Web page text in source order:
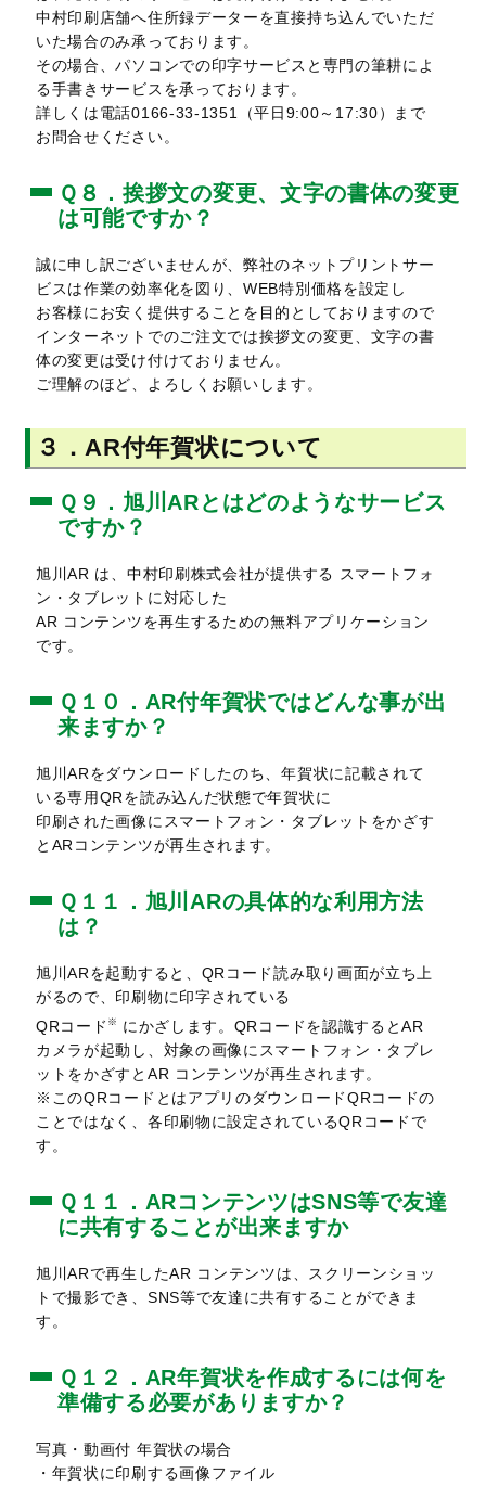
中村印刷店舗へ住所録データーを直接持ち込んでいただ
いた場合のみ承っております。
その場合、パソコンでの印字サービスと専門の筆耕によ
る手書きサービスを承っております。
詳しくは電話0166-33-1351（平日9:00～17:30）まで
お問合せください。
Ｑ８．挨拶文の変更、文字の書体の変更
は可能ですか？
誠に申し訳ございませんが、弊社のネットプリントサー
ビスは作業の効率化を図り、WEB特別価格を設定し
お客様にお安く提供することを目的としておりますので
インターネットでのご注文では挨拶文の変更、文字の書
体の変更は受け付けておりません。
ご理解のほど、よろしくお願いします。
３．AR付年賀状について
Ｑ９．旭川ARとはどのようなサービス
ですか？
旭川AR は、中村印刷株式会社が提供する スマートフォ
ン・タブレットに対応した
AR コンテンツを再生するための無料アプリケーション
です。
Ｑ１０．AR付年賀状ではどんな事が出
来ますか？
旭川ARをダウンロードしたのち、年賀状に記載されて
いる専用QRを読み込んだ状態で年賀状に
印刷された画像にスマートフォン・タブレットをかざす
とARコンテンツが再生されます。
Ｑ１１．旭川ARの具体的な利用方法
は？
旭川ARを起動すると、QRコード読み取り画面が立ち上
がるので、印刷物に印字されている
QRコード ※
にかざします。QRコードを認識するとAR
カメラが起動し、対象の画像にスマートフォン・タブレ
ットをかざすとAR コンテンツが再生されます。
※このQRコードとはアプリのダウンロードQRコードの
ことではなく、各印刷物に設定されているQRコードで
す。
Ｑ１１．ARコンテンツはSNS等で友達
に共有することが出来ますか
旭川ARで再生したAR コンテンツは、スクリーンショッ
トで撮影でき、SNS等で友達に共有することができま
す。
Ｑ１２．AR年賀状を作成するには何を
準備する必要がありますか？
写真・動画付 年賀状の場合
・年賀状に印刷する画像ファイル